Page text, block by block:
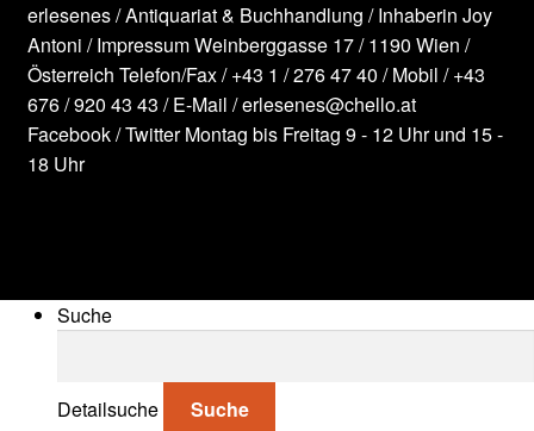
erlesenes / Antiquariat & Buchhandlung / Inhaberin Joy
Antoni /ImpressumWeinberggasse 17 / 1190 Wien /
Österreich Telefon/Fax /+43 1 / 276 47 40 / Mobil /+43
676 / 920 43 43 / E-Mail /erlesenes@chello.at
Facebook/Twitter Montag bis Freitag 9 - 12 Uhr und 15 -
18 Uhr
Suche
Detailsuche Suche